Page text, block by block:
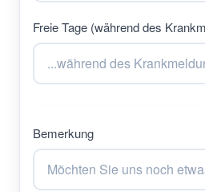
Freie Tage (während des
Bemerkung